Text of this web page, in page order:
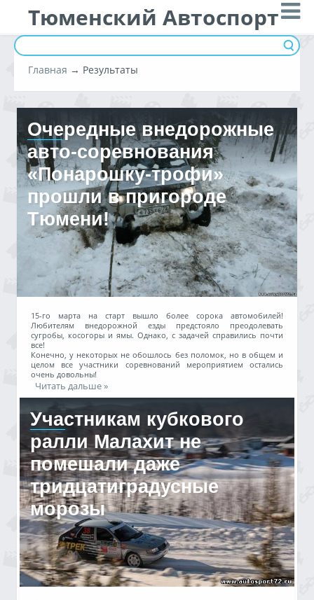
Тюменский Автоспорт
Главная → Результаты
Очередные внедорожные
авто-соревнования
«Понарошку-трофи»
прошли в пригороде
Тюмени!
15-го марта на старт вышло более сорока автомобилей!
Любителям внедорожной езды предстояло преодолевать
сугробы, косогоры и ямы. Однако, с задачей справились почти
все!
Конечно, у некоторых не обошлось без поломок, но в общем и
целом все участники соревнований мероприятием остались
очень довольны!
Читать дальше »
Результаты
18.03.2014, 00:09
1894 просмотра
autosport72
Участникам кубкового
ралли Малахит не
помешали даже
тридцатиградусные
морозы